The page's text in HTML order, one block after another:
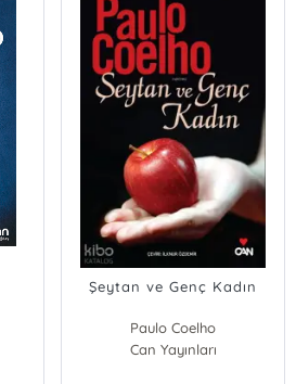
Şeytan ve Genç Kadın
Paulo Coelho
Can Yayınları